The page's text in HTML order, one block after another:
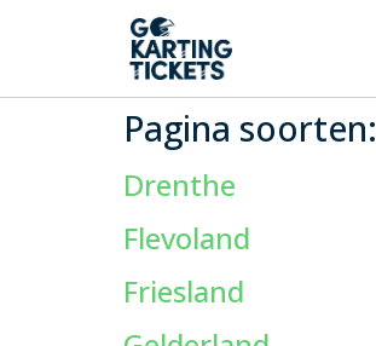
Pagina soorten:
Drenthe
Flevoland
Friesland